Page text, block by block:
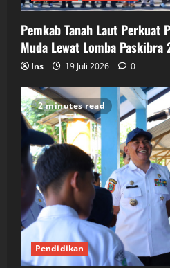
Pemkab Tanah Laut Perkuat
Muda Lewat Lomba Paskibra
Ins 19 Juli 2026 0
2 minutes read
Pendidikan